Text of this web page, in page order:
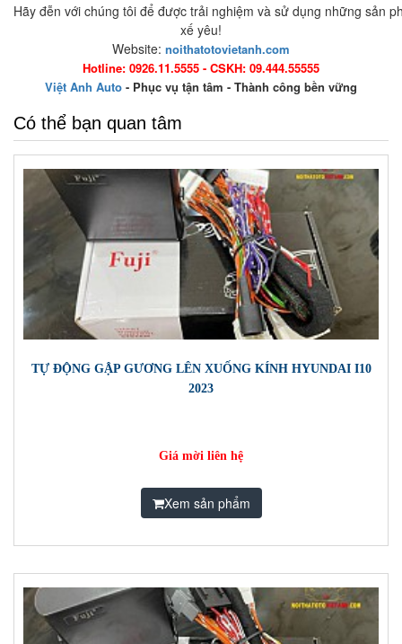
Hãy đễn với chúng tôi để được trải nghiệm và sử dụng những sản
xế yêu!
Website: noithatotovietanh.com
Hotline: 0926.11.5555 - CSKH: 09.444.55555
Việt Anh Auto - Phục vụ tận tâm - Thành công bền vững
Có thể bạn quan tâm
TỰ ĐỘNG GẬP GƯƠNG LÊN XUỐNG KÍNH HYUNDAI I10
2023
Giá mời liên hệ
Xem sản phẩm